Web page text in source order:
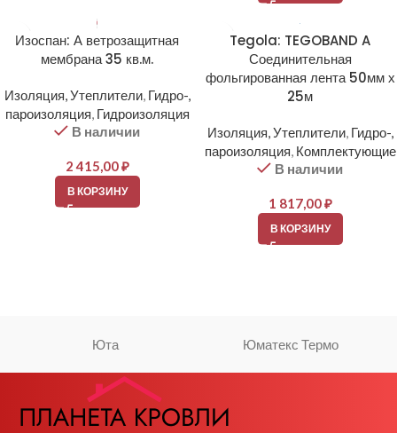
Изоспан: А ветрозащитная
мембрана 35 кв.м.
Изоляция, Утеплители, Гидро-,
пароизоляция, Гидроизоляция
В наличии
2 415,00₽
В КОРЗИНУ
Tegola: TEGOBAND A
Соединительная
фольгированная лента 50мм х
25м
Изоляция, Утеплители, Гидро-,
пароизоляция, Комплектующие
В наличии
1 817,00₽
В КОРЗИНУ
Юта Юматекс Термо